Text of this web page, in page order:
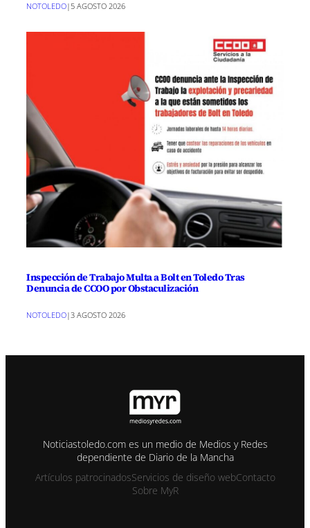
NOTOLEDO|5 AGOSTO 2026
Inspección de Trabajo Multa a Bolt en Toledo Tras
Denuncia de CCOO por Obstaculización
NOTOLEDO|3 AGOSTO 2026
Noticiastoledo.com es un medio de Medios y Redes
dependiente de Diario de la Mancha
Artículos patrocinadosServicios de diseño webContacto
Sobre MyR